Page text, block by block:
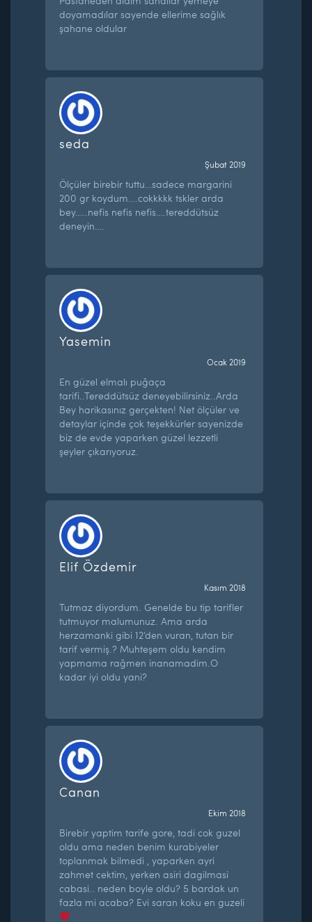
doyamadılar sayende ellerime sağlık
şahane oldular
seda
Şubat 2019
Ölçüler birebir tuttu…sadece margarini
200 gr koydum….cokkkkk tskler arda
bey…..nefis nefis nefis….tereddütsüz
deneyin….
Yasemin
Ocak 2019
En güzel elmalı puğaça
tarifi..Tereddütsüz deneyebilirsiniz..Arda
Bey harikasınız gerçekten! Net ölçüler ve
detaylar içinde çok teşekkürler sayenizde
biz de evde yaparken güzel lezzetli
şeyler çıkarıyoruz.
Elif Özdemir
Kasım 2018
Tutmaz diyordum. Genelde bu tip tarifler
tutmuyor malumunuz. Ama arda
herzamanki gibi 12’den vuran, tutan bir
tarif vermiş.? Muhteşem oldu kendim
yapmama rağmen inanamadim.O
kadar iyi oldu yani?
Canan
Ekim 2018
Birebir yaptim tarife gore, tadi cok guzel
oldu ama neden benim kurabiyeler
toplanmak bilmedi , yaparken ayri
zahmet cektim, yerken asiri dagilmasi
cabasi.. neden boyle oldu? 5 bardak un
fazla mi acaba? Evi saran koku en guzeli